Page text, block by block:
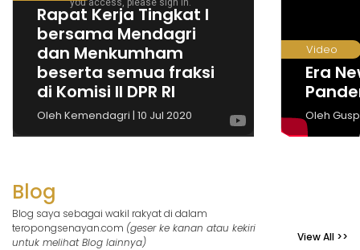
Rapat Kerja Tingkat I
bersama Mendagri
dan Menkumham
beserta semua fraksi
di Komisi II DPR RI
Oleh Kemendagri | 10 Jul 2020
Video
Era
Oleh
Blog
Blog saya sebagai wakil rakyat di dalam
teropongsenayan.com (geser ke kanan atau kekiri
untuk melihat Blog lainnya)
View All >>